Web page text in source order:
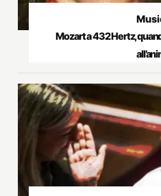
Mozart a 432 Hertz,